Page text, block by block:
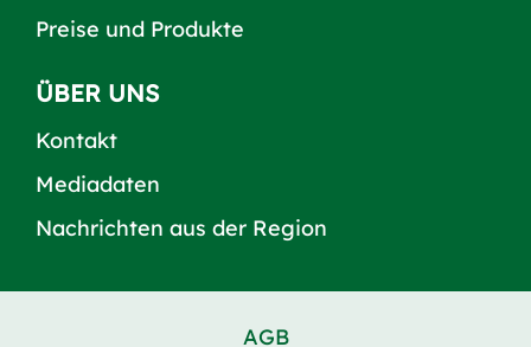
Preise und Produkte
ÜBER UNS
Kontakt
Mediadaten
Nachrichten aus der Region
AGB